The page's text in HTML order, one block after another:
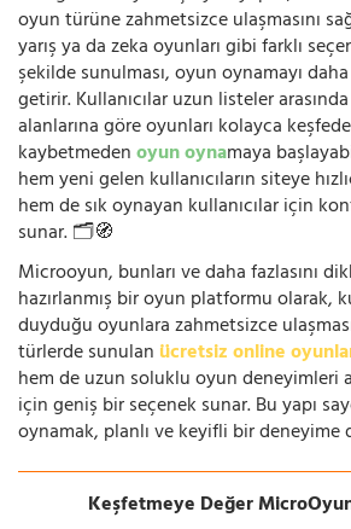
oyun türüne zahmetsizce ulaşmasını
yarış ya da zeka oyunları gibi farklı
şekilde sunulması, oyun oynamayı
getirir. Kullanıcılar uzun listeler
alanlarına göre oyunları kolayca
kaybetmedenoyun oynamaya
hem yeni gelen kullanıcıların siteye
hem de sık oynayan kullanıcılar için
sunar. 🗂️🧭
Microoyun, bunları ve daha fazlasını
hazırlanmış bir oyun platformu olarak,
duyduğu oyunlara zahmetsizce
türlerde sunulan ücretsiz online
hem de uzun soluklu oyun deneyimleri
için geniş bir seçenek sunar. Bu yapı
oynamak, planlı ve keyifli bir deneyime
Keşfetmeye Değer